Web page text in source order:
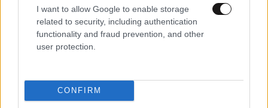
I want to allow Google to enable storage
related to security, including authentication
functionality and fraud prevention, and other
user protection.
CONFIRM
Στα Χανιά ο Κυριάκος Μητσοτάκης – Βραδινή